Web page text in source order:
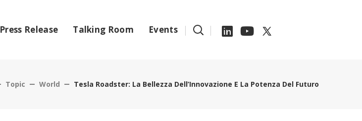
Press Release Talking Room Events
Topic World Tesla Roadster: La Bellezza Dell’Innovazione E La Potenza Del Futuro